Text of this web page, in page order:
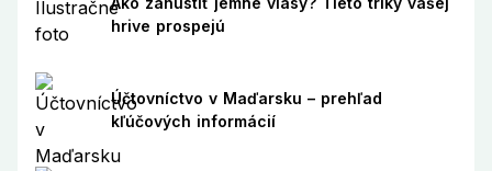
hrive prospejú
Účtovníctvo v Maďarsku – prehľad
kľúčových informácií